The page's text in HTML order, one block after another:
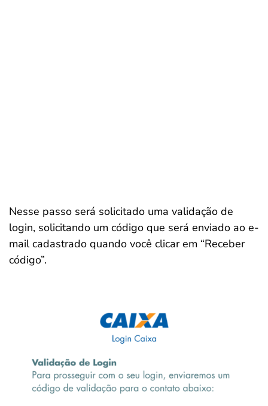
Nesse passo será solicitado uma validação de
login, solicitando um código que será enviado ao e-
mail cadastrado quando você clicar em “Receber
código”.